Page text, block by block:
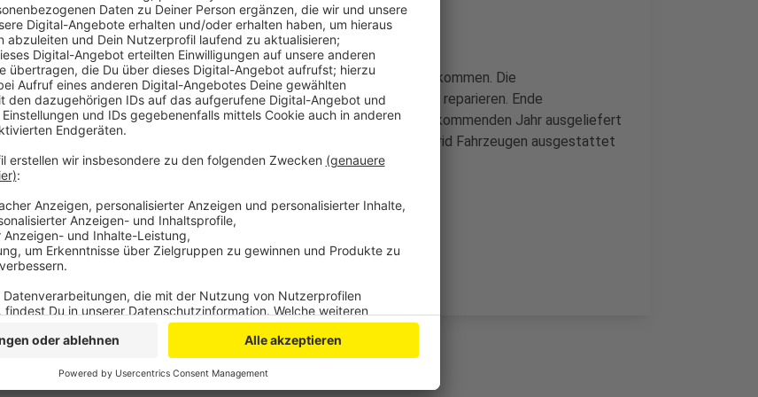
Anzeige
Am Betriebshof in Friesdorf sollen die neuen Geräte zum Einsatz kommen. Die
Arbeitsinfrastruktur sei notwendig um die Busse zu warten und zu reparieren. Ende
vergangenen Jahres hat die SWB 7 Elektrobusse bestellt, die im kommenden Jahr ausgeliefert
werden sollen. Darüber hinaus wird die aktuelle Busflotte mit Hybrid Fahrzeugen ausgestattet
und nach und nach modernisiert.
ES
Anzeige